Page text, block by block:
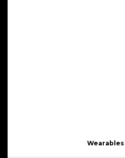
Wearables